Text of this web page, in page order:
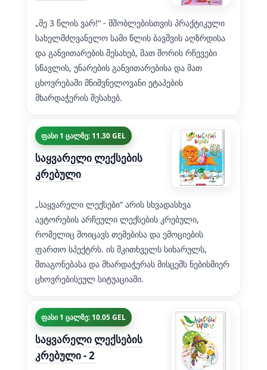
„მე 3 წლის ვარ!“ - მშობლებისთვის პრაქტიკული
სახელმძღვანელო სამი წლის ბავშვის აღზრდისა
და განვითარების შესახებ, მათ შორის რჩევები
სწავლის, უნარების განვითარებისა და მათ
ცხოვრებაში მნიშვნელოვანი ეტაპების
მხარდაჭერის შესახებ.
ფასი 1 ცალზე: 11.30 GEL
საყვარელი ლექსების
კრებული
„საყვარელი ლექსები“ არის სხვადასხვა
ავტორების არჩეული ლექსების კრებული,
რომელიც მოიცავს თემებისა და ემოციების
ფართო სპექტრს. ის მკითხველს სიხარულს,
შთაგონებასა და მხარდაჭერას მისცემს ნებისმიერ
ცხოვრებისეულ სიტუაციაში.
ფასი 1 ცალზე: 10.05 GEL
საყვარელი ლექსების
კრებული - 2